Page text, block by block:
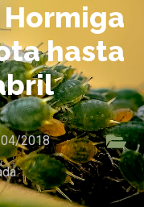
hasta
2018